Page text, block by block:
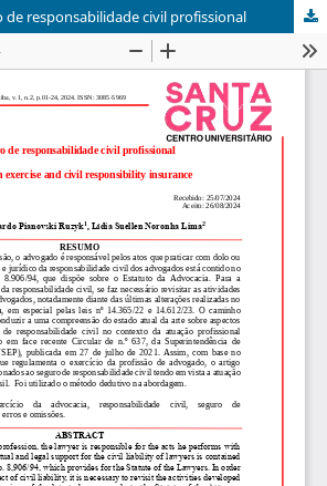
de responsabilidade civil profissional